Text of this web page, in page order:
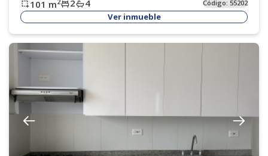
101 m 2 4 Código: 55202
Ver inmueble